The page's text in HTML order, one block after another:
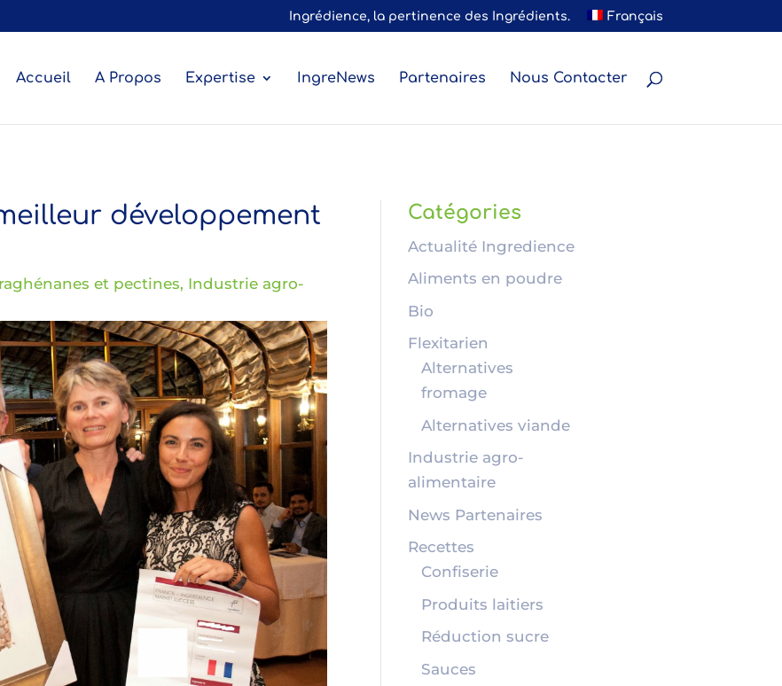
Ingrédience, la pertinence des Ingrédients. Français
Accueil A Propos Expertise IngreNews Partenaires Nous Contacter
développement
et pectines, Industrie agro-
Catégories
Actualité Ingredience
Aliments en poudre
Bio
Flexitarien
Alternatives
fromage
Alternatives viande
Industrie agro-
alimentaire
News Partenaires
Recettes
Confiserie
Produits laitiers
Réduction sucre
Sauces